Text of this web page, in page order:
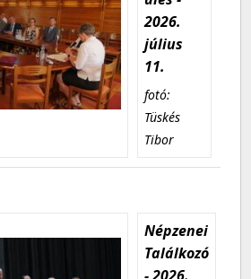
2026.
július
11.
fotó:
Tüskés
Tibor
Népzenei
Találkozó